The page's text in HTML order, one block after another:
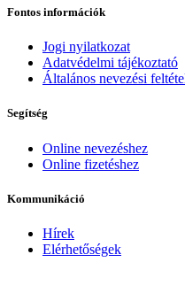
Fontos információk
Jogi nyilatkozat
Adatvédelmi tájékoztató
Általános nevezési
Segítség
Online nevezéshez
Online fizetéshez
Kommunikáció
Hírek
Elérhetőségek